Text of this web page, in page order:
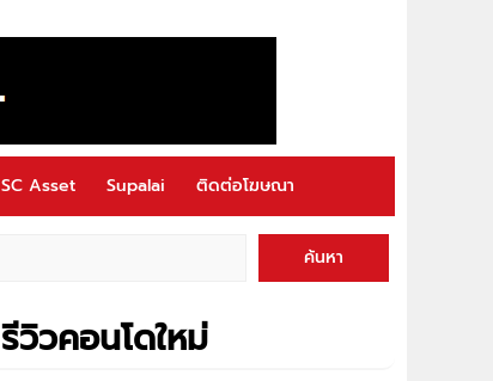
SC Asset Supalai ติดต่อโฆษณา
ค้นหา
รีวิวคอนโดใหม่